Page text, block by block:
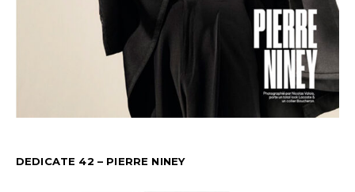
DEDICATE 42 – PIERRE NINEY